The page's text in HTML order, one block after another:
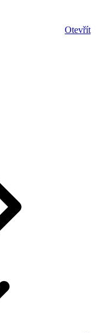
Otevřít